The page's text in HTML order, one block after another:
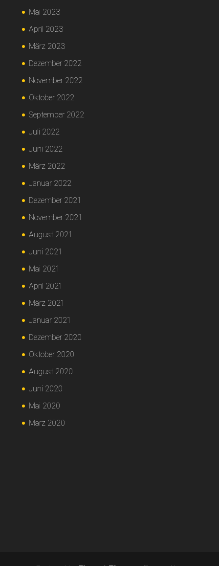
Mai 2023
April 2023
März 2023
Dezember 2022
November 2022
Oktober 2022
September 2022
Juli 2022
Juni 2022
März 2022
Januar 2022
Dezember 2021
November 2021
August 2021
Juni 2021
Mai 2021
April 2021
März 2021
Januar 2021
Dezember 2020
Oktober 2020
August 2020
Juni 2020
Mai 2020
März 2020